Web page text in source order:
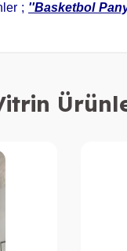
; ''Basketbol